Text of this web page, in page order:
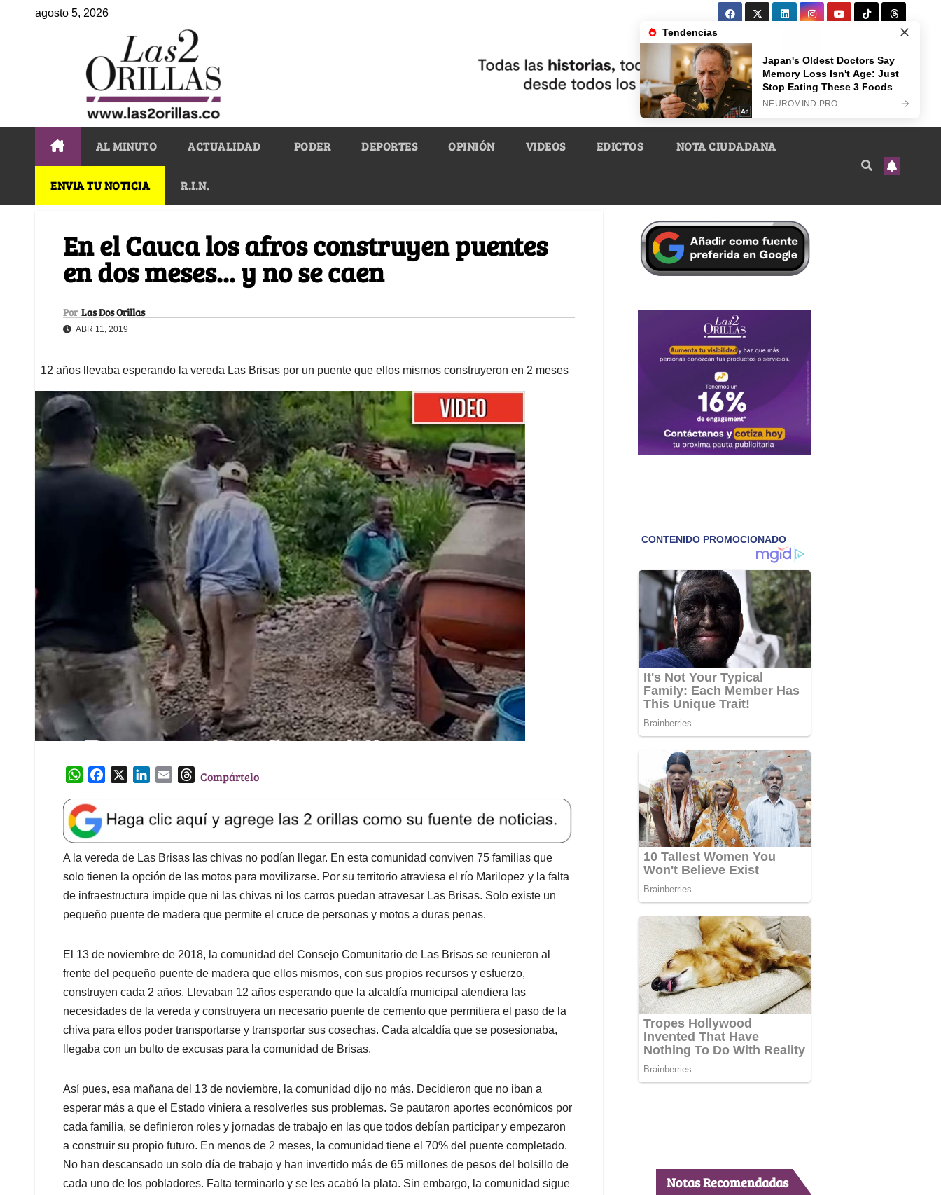
agosto 5, 2026
AL MINUTO ACTUALIDAD PODER DEPORTES OPINIÓN VIDEOS EDICTOS NOTA CIUDADANA
ENVIA TU NOTICIA R.I.N.
En el Cauca los afros construyen puentes
en dos meses... y no se caen
Por Las Dos Orillas
ABR 11, 2019
12 años llevaba esperando la vereda Las Brisas por un puente que ellos mismos construyeron en 2 meses
W
a
t
s
A
p
p
e
b
o
o
k
k
e
d
I
n
l
T
e
a
d
s
Compártelo
A la vereda de Las Brisas las chivas no podían llegar. En esta comunidad conviven 75 familias que
solo tienen la opción de las motos para movilizarse. Por su territorio atraviesa el río Marilopez y la falta
de infraestructura impide que ni las chivas ni los carros puedan atravesar Las Brisas. Solo existe un
pequeño puente de madera que permite el cruce de personas y motos a duras penas.
El 13 de noviembre de 2018, la comunidad del Consejo Comunitario de Las Brisas se reunieron al
frente del pequeño puente de madera que ellos mismos, con sus propios recursos y esfuerzo,
construyen cada 2 años. Llevaban 12 años esperando que la alcaldía municipal atendiera las
necesidades de la vereda y construyera un necesario puente de cemento que permitiera el paso de la
chiva para ellos poder transportarse y transportar sus cosechas. Cada alcaldía que se posesionaba,
llegaba con un bulto de excusas para la comunidad de Brisas.
Así pues, esa mañana del 13 de noviembre, la comunidad dijo no más. Decidieron que no iban a
esperar más a que el Estado viniera a resolverles sus problemas. Se pautaron aportes económicos por
cada familia, se definieron roles y jornadas de trabajo en las que todos debían participar y empezaron
a construir su propio futuro. En menos de 2 meses, la comunidad tiene el 70% del puente completado.
No han descansado un solo día de trabajo y han invertido más de 65 millones de pesos del bolsillo de
cada uno de los pobladores. Falta terminarlo y se les acabó la plata. Sin embargo, la comunidad sigue
Notas Recomendadas